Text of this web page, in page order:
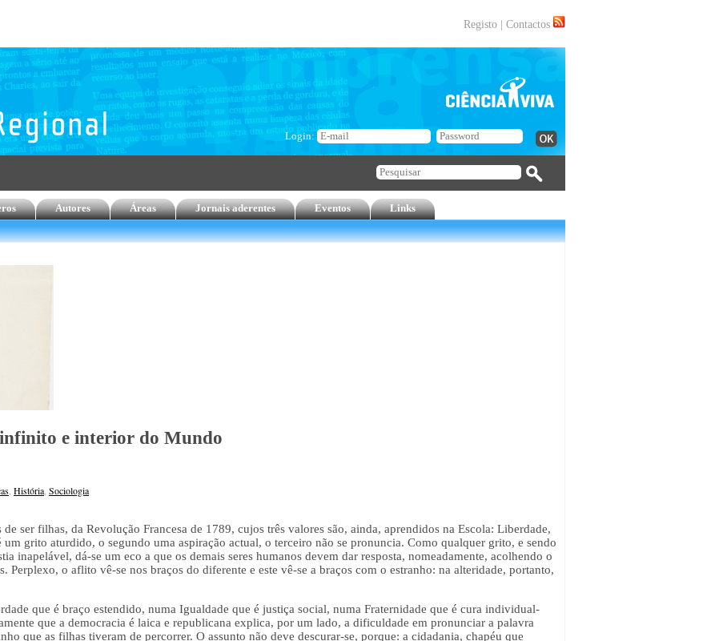
Registo Contactos
Login:
Autores Áreas Jornais aderentes Eventos Links
e interior do Mundo
História Sociologia
ser filhas, da Revolução Francesa de 1789, cujos três valores são, ainda, aprendidos na Escola: Liberdade,
grito aturdido, o segundo uma aspiração actual, o terceiro não se pronuncia. Como qualquer grito, e sendo
inapelável, dá-se um eco a que os demais seres humanos devem dar resposta, nomeadamente, acolhendo o
Perplexo, o aflito vê-se nos braços do diferente e este vê-se a braços com o estranho: na alteridade, portanto,
que é braço estendido, numa Igualdade que é justiça social, numa Fraternidade que é cura individual-
que a democracia é laica e republicana explica, por um lado, a dificuldade em pronunciar a palavra
que as filhas tiveram de percorrer. O assunto não deve descurar-se, porque: a cidadania, chapéu que